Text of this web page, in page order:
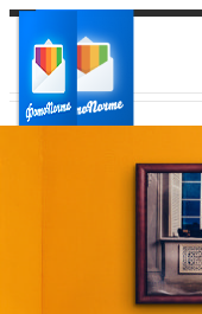
Ваш регион доставки
Выберите из списка: